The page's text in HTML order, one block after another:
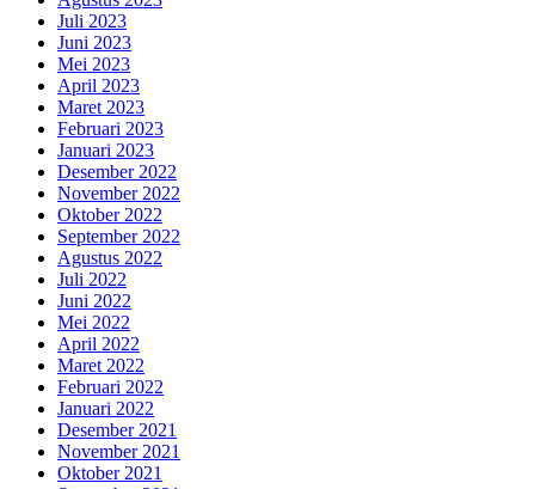
Juli 2023
Juni 2023
Mei 2023
April 2023
Maret 2023
Februari 2023
Januari 2023
Desember 2022
November 2022
Oktober 2022
September 2022
Agustus 2022
Juli 2022
Juni 2022
Mei 2022
April 2022
Maret 2022
Februari 2022
Januari 2022
Desember 2021
November 2021
Oktober 2021